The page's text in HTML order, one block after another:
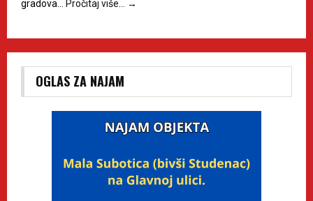
gradova… Pročitaj više… →
OGLAS ZA NAJAM